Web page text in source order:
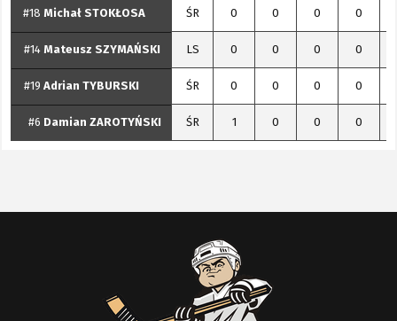
#18 Michał STOKŁOSA ŚR 0 0 0 0
#14 Mateusz SZYMAŃSKI LS 0 0 0 0
#19 Adrian TYBURSKI ŚR 0 0 0 0
#6 Damian ZAROTYŃSKI ŚR 1 0 0 0